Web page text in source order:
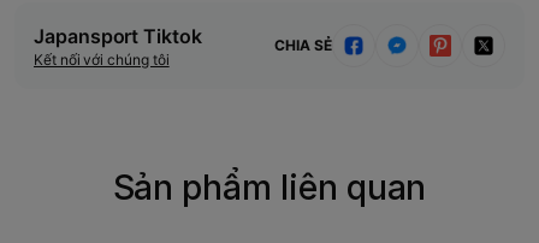
Japansport Tiktok
Kết nối với chúng tôi
CHIA SẺ
Sản phẩm liên quan